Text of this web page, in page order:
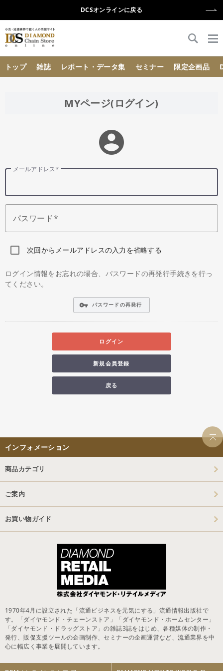
DCSオンラインに戻る
トップ 雑誌 レポート・データ集 セミナー 限定企画品
MYページ(ログイン)
account_circle
メールアドレス
パスワード
次回からメールアドレスの入力を省略する
ログイン情報をお忘れの場合、パスワードの再発行手続きを行っ
てください。
vpn_key パスワードの再発行
ログイン
新規会員登録
戻る
インフォメーション
商品カテゴリ
ご案内
お買い物ガイド
1970年4月に設立された「流通ビジネスを元気にする」流通情報出版社で
す。「ダイヤモンド・チェーンストア」「ダイヤモンド・ホームセンター」
「ダイヤモンド・ドラッグストア」の雑誌3誌をはじめ、各種媒体の制作・
発行、販促支援ツールの企画制作、セミナーの企画運営など、流通業界を中
心に幅広く事業を展開しています。